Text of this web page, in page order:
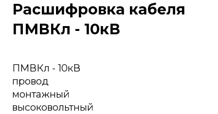
Расшифровка кабеля
ПМВКл - 10кВ
ПМВКл - 10кВ
провод
монтажный
высоковольтный